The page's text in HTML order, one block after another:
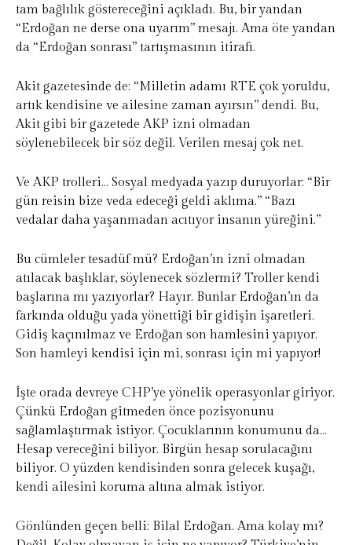
tam bağlılık göstereceğini açıkladı. Bu, bir yandan
“Erdoğan ne derse ona uyarım” mesajı. Ama öte yandan
da “Erdoğan sonrası” tartışmasının itirafı.
Akit gazetesinde de: “Milletin adamı RTE çok yoruldu,
artık kendisine ve ailesine zaman ayırsın” dendi. Bu,
Akit gibi bir gazetede AKP izni olmadan
söylenebilecek bir söz değil. Verilen mesaj çok net.
Ve AKP trolleri… Sosyal medyada yazıp duruyorlar: “Bir
gün reisin bize veda edeceği geldi aklıma.” “Bazı
vedalar daha yaşanmadan acıtıyor insanın yüreğini.”
Bu cümleler tesadüf mü? Erdoğan’ın izni olmadan
atılacak başlıklar, söylenecek sözlermi? Troller kendi
başlarına mı yazıyorlar? Hayır. Bunlar Erdoğan’ın da
farkında olduğu yada yönettiği bir gidişin işaretleri.
Gidiş kaçınılmaz ve Erdoğan son hamlesini yapıyor.
Son hamleyi kendisi için mi, sonrası için mi yapıyor!
İşte orada devreye CHP’ye yönelik operasyonlar giriyor.
Çünkü Erdoğan gitmeden önce pozisyonunu
sağlamlaştırmak istiyor. Çocuklarının konumunu da…
Hesap vereceğini biliyor. Birgün hesap sorulacağını
biliyor. O yüzden kendisinden sonra gelecek kuşağı,
kendi ailesini koruma altına almak istiyor.
Gönlünden geçen belli: Bilal Erdoğan. Ama kolay mı?